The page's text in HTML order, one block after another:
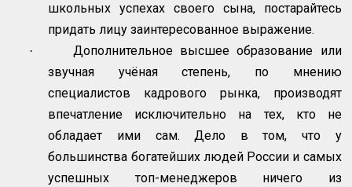
школьных успехах своего сына, постарайтесь
придать лицу заинтересованное выражение.
·
Дополнительное высшее образование или
звучная учёная степень, по мнению
специалистов кадрового рынка, производят
впечатление исключительно на тех, кто не
обладает ими сам. Дело в том, что у
большинства богатейших людей России и самых
успешных топ-менеджеров ничего из